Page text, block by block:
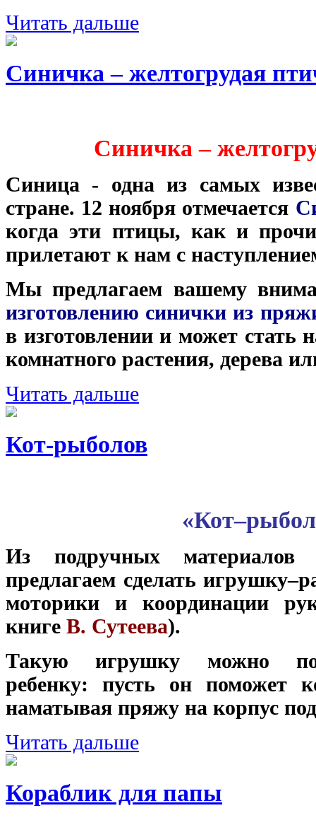
Читать дальше
Синичка – желтогрудая
Синичка –
Синица - одна из самых
стране. 12 ноября отмечается
когда эти птицы, как и
прилетают к нам с
Мы предлагаем вашему
изготовлению синички из
в изготовлении и может
комнатного растения, дерева
Читать дальше
Кот-рыболов
Из подручных
предлагаем сделать
моторики и координации
книге В. Сутеева).
Такую игрушку можно
ребенку: пусть он поможет
наматывая пряжу на корпус
Читать дальше
Кораблик для папы